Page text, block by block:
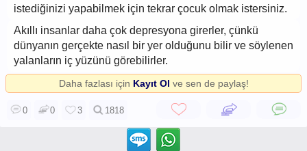
istediğinizi yapabilmek için tekrar çocuk olmak istersiniz.
Akıllı insanlar daha çok depresyona girerler, çünkü
dünyanın gerçekte nasıl bir yer olduğunu bilir ve söylenen
yalanların iç yüzünü görebilirler.
Daha fazlası için Kayıt Ol ve sen de paylaş!
0 0 3 1818